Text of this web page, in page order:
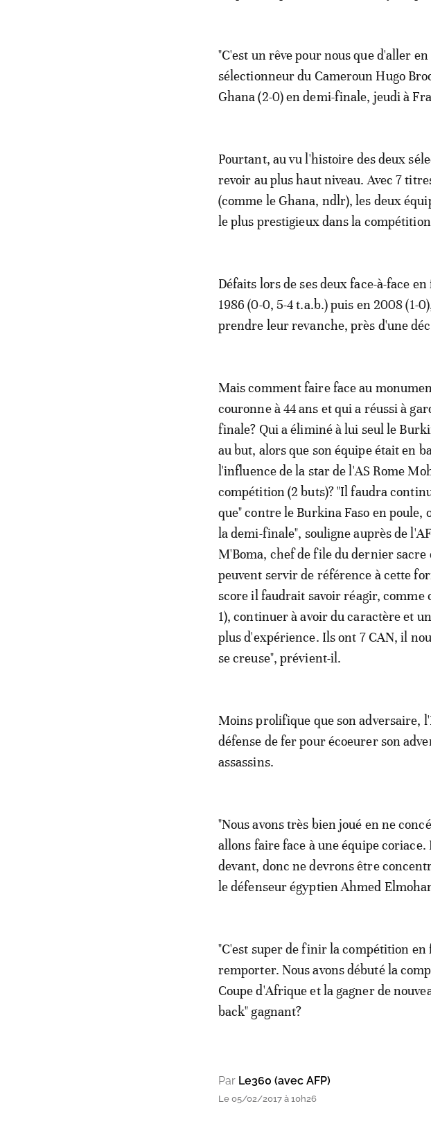
"C'est un rêve pour nous que d'aller
sélectionneur du Cameroun Hugo
Ghana (2-0) en demi-finale, jeudi à
Pourtant, au vu l'histoire des deux
revoir au plus haut niveau. Avec 7
(comme le Ghana, ndlr), les deux
le plus prestigieux dans la
Défaits lors de ses deux face-à-face
1986 (0-0, 5-4 t.a.b.) puis en 2008 (1-
prendre leur revanche, près d'une
Mais comment faire face au
couronne à 44 ans et qui a réussi à
finale? Qui a éliminé à lui seul le
au but, alors que son équipe était en
l'influence de la star de l'AS Rome
compétition (2 buts)? "Il faudra
que" contre le Burkina Faso en
la demi-finale", souligne auprès de
M'Boma, chef de file du dernier
peuvent servir de référence à cette
score il faudrait savoir réagir, comme
1), continuer à avoir du caractère et
plus d'expérience. Ils ont 7 CAN, il
se creuse", prévient-il.
Moins prolifique que son adversaire,
défense de fer pour écoeurer son
assassins.
"Nous avons très bien joué en ne
allons faire face à une équipe
devant, donc ne devrons être
le défenseur égyptien Ahmed
"C'est super de finir la compétition
remporter. Nous avons débuté la
Coupe d'Afrique et la gagner de
back" gagnant?
Par Le360 (avec AFP)
Le 05/02/2017 à 10h26